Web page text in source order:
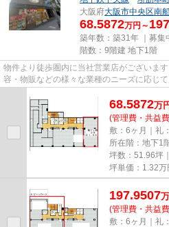
大阪府大阪市中央区南
68.5872万円～
築年数：築31年 ｜募集
階数：9階建 地下1階
物件より徒歩圏内に当社営業店がございま
容・物販などの様々な業種のニーズに応じ
尚、弊社ではおとり広告は一切...
68.5872万
(管理費・共益
敷：6ヶ月｜礼
所在階：地下1
坪数：51.96坪
坪単価： 1.32万
197.9507万
(管理費・共益
敷：6ヶ月｜礼